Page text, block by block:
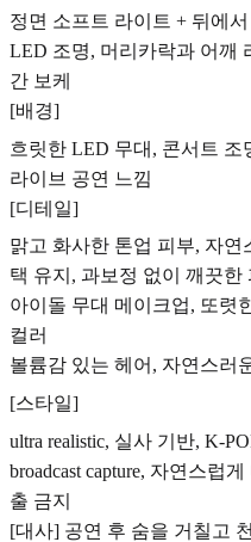
정면 소프트 라이트 + 뒤에
LED 조명, 머리카락과 어깨
간 보케
[배경]
흐릿한 LED 무대, 콘서트 조
라이브 공연 느낌
[디테일]
맑고 화사한 톤업 피부, 자
택 유지, 과보정 없이 깨끗한
아이돌 무대 메이크업, 또렷
컬러
볼륨감 있는 헤어, 자연스러
[스타일]
ultra realistic, 실사 기반, K-
broadcast capture, 자연스럽
출 금지
[대사] 공연 후 숨을 거칠고